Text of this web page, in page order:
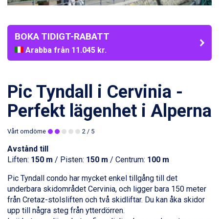
BOKA TIDIGT-RABATT
Arabba från 11.045 kr.
La Thuile från 7.045 kr.
Passo Tonale från 5.895 kr.
Bad Hofgastein från 8.595 kr.
Saalbach från 9.445 kr.
Sölden från 12.995 kr.
Sestriere från 6.945 kr.
Wagrain från 7.095 kr.
Fieberbrunn från 9.645 kr.
Val Thorens från 8.395 kr.
St. Anton från 11.245 kr.
Zell am See från 6.295 kr.
Canazei från 7.195 kr.
Pic Tyndall i Cervinia -
Perfekt lägenhet i Alperna
Vårt omdöme 2 / 5
Avstånd till
Liften: 150 m / Pisten: 150 m / Centrum: 100 m
Pic Tyndall condo har mycket enkel tillgång till det
underbara skidområdet Cervinia, och ligger bara 150 meter
från Cretaz-stolsliften och två skidliftar. Du kan åka skidor
upp till några steg från ytterdörren.